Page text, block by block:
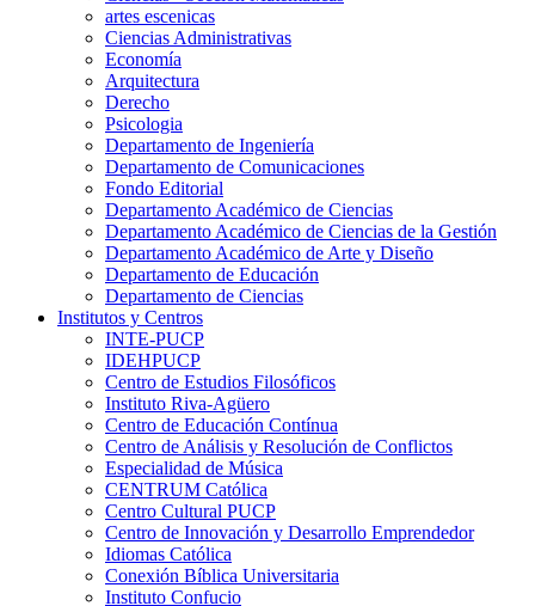
artes escenicas
Ciencias Administrativas
Economía
Arquitectura
Derecho
Psicologia
Departamento de Ingeniería
Departamento de Comunicaciones
Fondo Editorial
Departamento Académico de Ciencias
Departamento Académico de Ciencias de la Gestión
Departamento Académico de Arte y Diseño
Departamento de Educación
Departamento de Ciencias
Institutos y Centros
INTE-PUCP
IDEHPUCP
Centro de Estudios Filosóficos
Instituto Riva-Agüero
Centro de Educación Contínua
Centro de Análisis y Resolución de Conflictos
Especialidad de Música
CENTRUM Católica
Centro Cultural PUCP
Centro de Innovación y Desarrollo Emprendedor
Idiomas Católica
Conexión Bíblica Universitaria
Instituto Confucio